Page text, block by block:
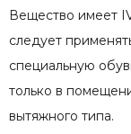
Вещество имеет
следует
специальную
только в
вытяжного типа.